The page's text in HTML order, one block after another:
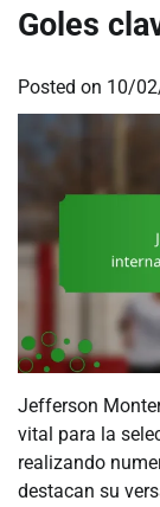
Goles
Posted on 10/
Jefferson
vital para la
realizando
destacan su